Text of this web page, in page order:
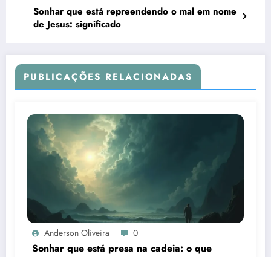
Sonhar que está repreendendo o mal em nome
de Jesus: significado
PUBLICAÇÕES RELACIONADAS
Anderson Oliveira 0
Sonhar que está presa na cadeia: o que